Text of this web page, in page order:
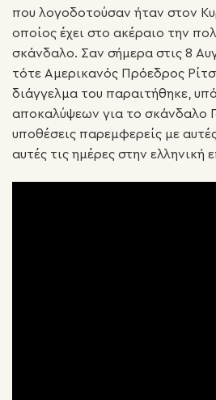
που λογοδοτούσαν ήταν στον
οποίος έχει στο ακέραιο την
σκάνδαλο. Σαν σήμερα στις 8
τότε Αμερικανός Πρόεδρος
διάγγελμα του παραιτήθηκε,
αποκαλύψεων για το σκάνδαλο
υποθέσεις παρεμφερείς με
αυτές τις ημέρες στην ελληνική